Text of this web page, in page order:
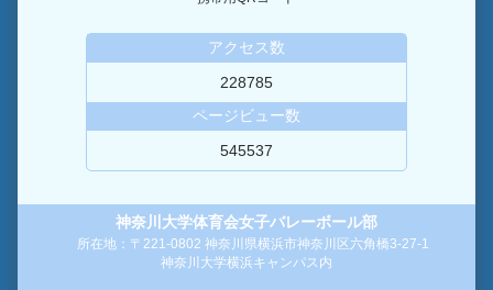
アクセス数
228785
ページビュー数
545537
神奈川大学体育会女子バレーボール部
所在地：〒221-0802 神奈川県横浜市神奈川区六角橋3-27-1
神奈川大学横浜キャンパス内